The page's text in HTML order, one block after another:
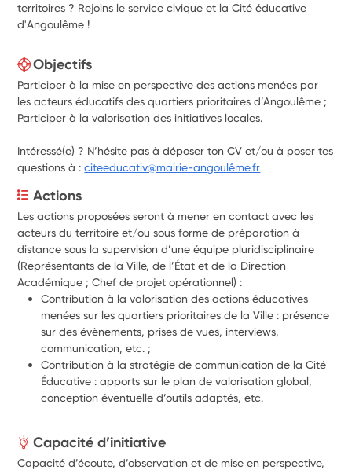
territoires ? Rejoins le service civique et la Cité éducative
d'Angoulême !
Objectifs
Participer à la mise en perspective des actions menées par
les acteurs éducatifs des quartiers prioritaires d’Angoulême ;
Participer à la valorisation des initiatives locales.
Intéressé(e) ? N’hésite pas à déposer ton CV et/ou à poser tes
questions à :citeeducativ@mairie-angoulême.fr
Actions
Les actions proposées seront à mener en contact avec les
acteurs du territoire et/ou sous forme de préparation à
distance sous la supervision d’une équipe pluridisciplinaire
(Représentants de la Ville, de l’État et de la Direction
Académique ; Chef de projet opérationnel) :
Contribution à la valorisation des actions éducatives
menées sur les quartiers prioritaires de la Ville : présence
sur des évènements, prises de vues, interviews,
communication, etc. ;
Contribution à la stratégie de communication de la Cité
Éducative : apports sur le plan de valorisation global,
conception éventuelle d’outils adaptés, etc.
Capacité d’initiative
Capacité d’écoute, d’observation et de mise en perspective,